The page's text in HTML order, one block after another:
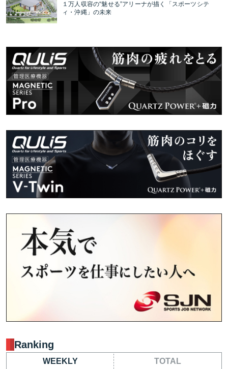
１万人収容の“魅せる”アリーナが描く「スポーツシテ
ィ・沖縄」の未来
Ranking
WEEKLY TOTAL